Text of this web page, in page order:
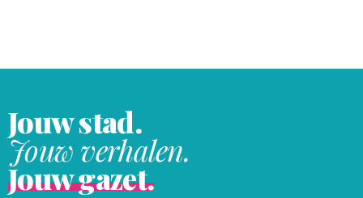
Jouw stad.
Jouw verhalen.
Jouw gazet.